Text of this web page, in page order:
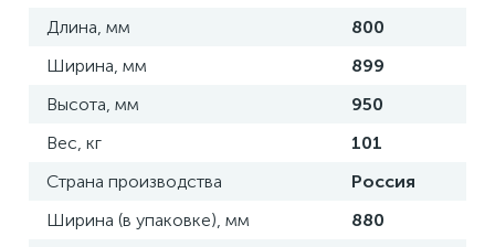
Длина, мм
800
Ширина, мм
899
Высота, мм
950
Вес, кг
101
Страна производства
Россия
Ширина (в упаковке), мм
880